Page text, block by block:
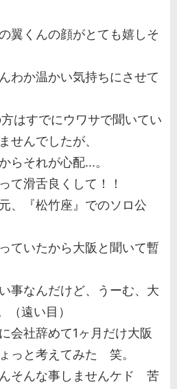
翼くんの顔がとても嬉しそ
わか温かい気持ちにさせて
はすでにウワサで聞いてい
せんでしたが、
らそれが心配...。
て滑舌良くして！！
、『松竹座』でのソロ公
ていたから大阪と聞いて暫
事なんだけど、うーむ、大
（遠い目）
会社辞めて1ヶ月だけ大阪
っと考えてみた 笑。
そんな事しませんケド 苦